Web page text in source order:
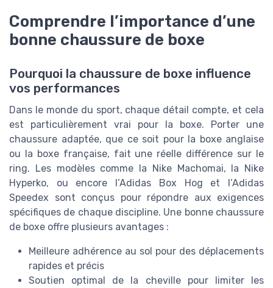
Comprendre l’importance d’une
bonne chaussure de boxe
Pourquoi la chaussure de boxe influence
vos performances
Dans le monde du sport, chaque détail compte, et cela
est particulièrement vrai pour la boxe. Porter une
chaussure adaptée, que ce soit pour la boxe anglaise
ou la boxe française, fait une réelle différence sur le
ring. Les modèles comme la Nike Machomai, la Nike
Hyperko, ou encore l’Adidas Box Hog et l’Adidas
Speedex sont conçus pour répondre aux exigences
spécifiques de chaque discipline. Une bonne chaussure
de boxe offre plusieurs avantages :
Meilleure adhérence au sol pour des déplacements
rapides et précis
Soutien optimal de la cheville pour limiter les